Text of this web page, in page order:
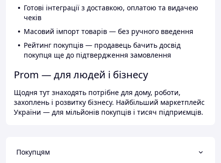
Готові інтеграції з доставкою, оплатою та видачею
чеків
Масовий імпорт товарів — без ручного введення
Рейтинг покупців — продавець бачить досвід
покупця ще до підтвердження замовлення
Prom — для людей і бізнесу
Щодня тут знаходять потрібне для дому, роботи,
захоплень і розвитку бізнесу. Найбільший маркетплейс
України — для мільйонів покупців і тисяч підприємців.
Покупцям